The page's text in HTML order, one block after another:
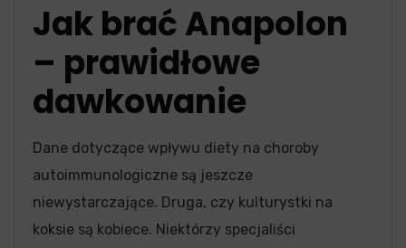
Jak brać Anapolon
– prawidłowe
dawkowanie
Dane dotyczące wpływu diety na choroby
autoimmunologiczne są jeszcze
niewystarczające. Druga, czy kulturystki na
koksie są kobiece. Niektórzy specjaliści